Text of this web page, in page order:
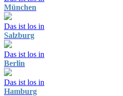
München
Das ist los in
Salzburg
Das ist los in
Berlin
Das ist los in
Hamburg